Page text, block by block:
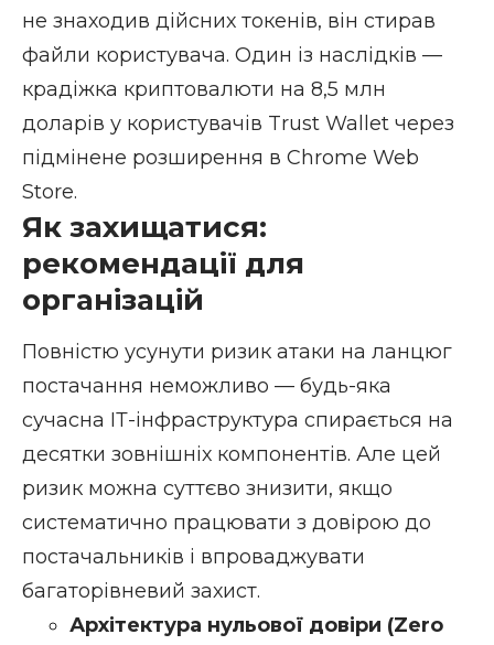
не знаходив дійсних токенів, він стирав
файли користувача. Один із наслідків —
крадіжка криптовалюти на 8,5 млн
доларів у користувачів Trust Wallet через
підмінене розширення в Chrome Web
Store.
Як захищатися:
рекомендації для
організацій
Повністю усунути ризик атаки на ланцюг
постачання неможливо — будь-яка
сучасна ІТ-інфраструктура спирається на
десятки зовнішніх компонентів. Але цей
ризик можна суттєво знизити, якщо
систематично працювати з довірою до
постачальників і впроваджувати
багаторівневий захист.
Архітектура нульової довіри (Zero